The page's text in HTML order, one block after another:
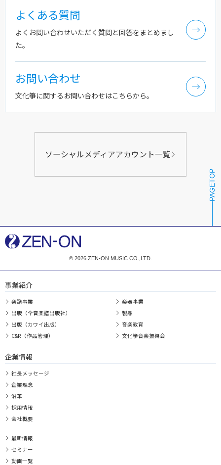
よくある質問
よくお問い合わせいただく質問と回答をまとめまし
た。
お問い合わせ
文化箏に関するお問い合わせはこちらから。
ソーシャルメディアアカウント一覧
PAGETOP
© 2026 ZEN-ON MUSIC CO.,LTD.
事業紹介
楽譜事業
出版（全音楽譜出版社）
出版（カワイ出版）
C&R（作品管理）
楽器事業
製品
音楽教育
文化箏音楽振興会
企業情報
社長メッセージ
企業理念
沿革
採用情報
会社概要
最新情報
セミナー
動画一覧